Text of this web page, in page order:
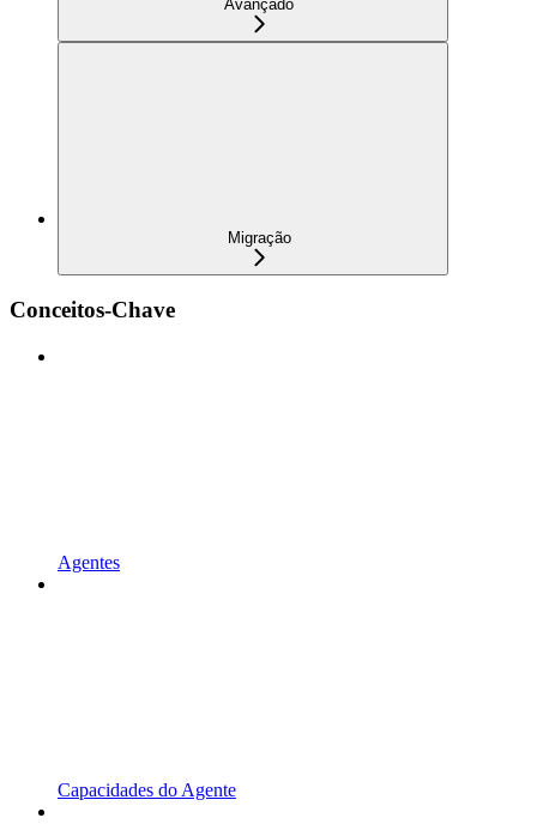
Avançado
Migração
Conceitos-Chave
Agentes
Capacidades do Agente